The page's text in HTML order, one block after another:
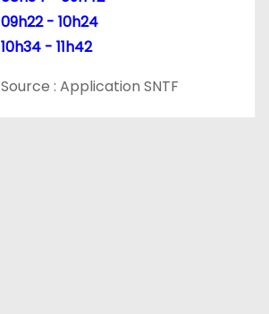
09h22 - 10h24
10h34 - 11h42
Source : Application SNTF